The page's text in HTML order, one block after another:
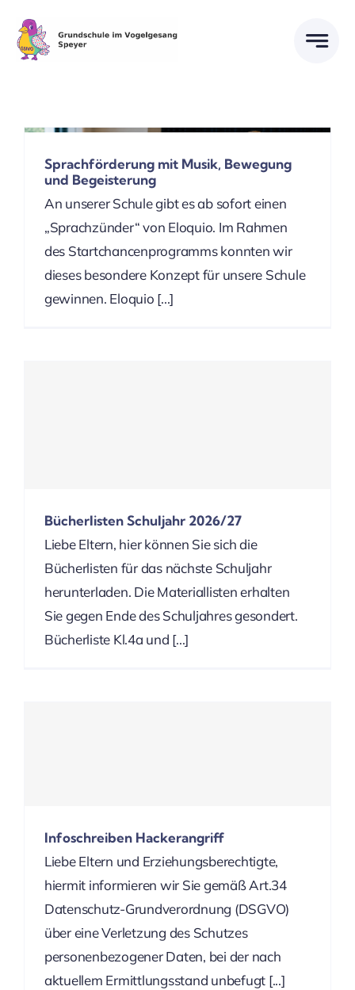
content
Sprachförderung mit Musik, Bewegung
und Begeisterung
An unserer Schule gibt es ab sofort einen
„Sprachzünder“ von Eloquio. Im Rahmen
des Startchancenprogramms konnten wir
dieses besondere Konzept für unsere Schule
gewinnen. Eloquio [...]
Bücherlisten Schuljahr 2026/27
Liebe Eltern, hier können Sie sich die
Bücherlisten für das nächste Schuljahr
herunterladen. Die Materiallisten erhalten
Sie gegen Ende des Schuljahres gesondert.
Bücherliste Kl.4a und [...]
Infoschreiben Hackerangriff
Liebe Eltern und Erziehungsberechtigte,
hiermit informieren wir Sie gemäß Art.34
Datenschutz-Grundverordnung (DSGVO)
über eine Verletzung des Schutzes
personenbezogener Daten, bei der nach
aktuellem Ermittlungsstand unbefugt [...]